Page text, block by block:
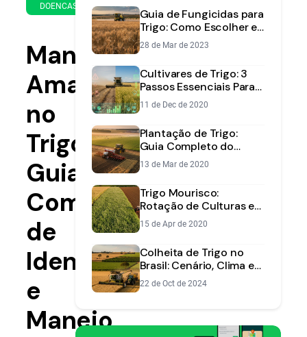
DOENCAS
de
2022
leitura
Mancha-
Amarela
no
Trigo:
Guia
Completo
de
Identificação
e
Manejo
Guia de Fungicidas para
Trigo: Como Escolher e
Aplicar Corretamente
28 de Mar de 2023
Cultivares de Trigo: 3
Passos Essenciais Para a
Escolha Certa
11 de Dec de 2020
Plantação de Trigo:
Guia Completo do
Plantio à Alta
Produtividade
13 de Mar de 2020
Trigo Mourisco:
Rotação de Culturas e
Aumento de
Produtividade
15 de Apr de 2020
Colheita de Trigo no
Brasil: Cenário, Clima e
Projeções para a Safra
22 de Oct de 2024